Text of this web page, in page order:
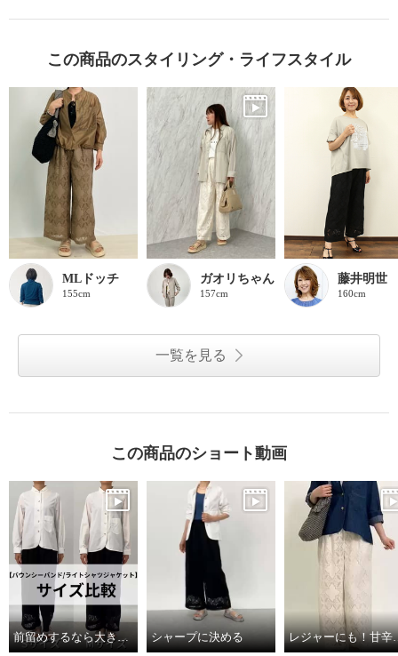
この商品のスタイリング・ライフスタイル
MLドッチ
155cm
ガオリちゃん
157cm
藤井明世
160cm
一覧を見る
この商品のショート動画
前留めするなら大き目？ シャープに決める レジャー